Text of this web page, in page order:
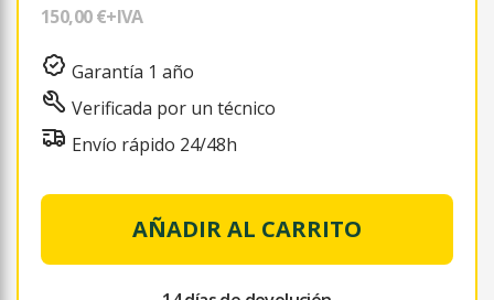
150,00 €+IVA
Garantía 1 año
Verificada por un técnico
Envío rápido 24/48h
AÑADIR AL CARRITO